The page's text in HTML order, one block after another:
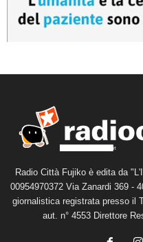
Radio Città Fujiko è edita da
00954970372 Via Zanardi 369 -
giornalistica registrata presso il
aut. n° 4553 Direttore